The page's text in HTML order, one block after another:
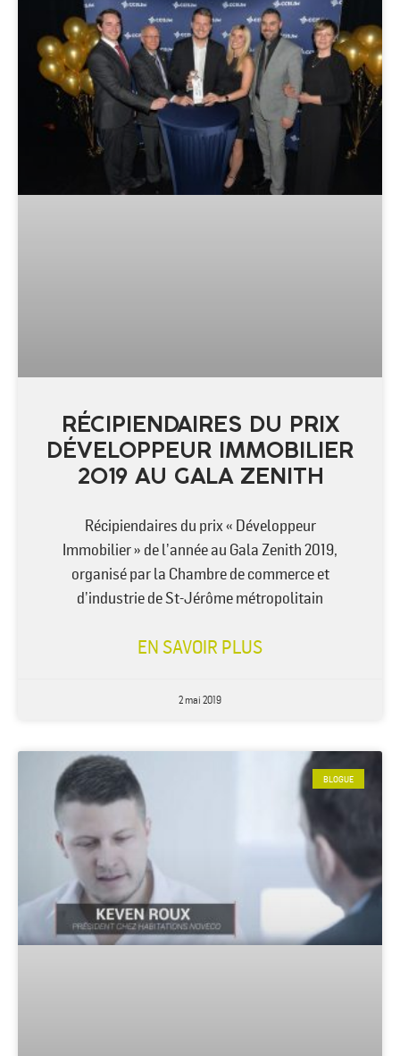
RÉCIPIENDAIRES DU PRIX
DÉVELOPPEUR IMMOBILIER
2019 AU GALA ZENITH
Récipiendaires du prix « Développeur
Immobilier » de l’année au Gala Zenith 2019,
organisé par la Chambre de commerce et
d’industrie de St-Jérôme métropolitain
EN SAVOIR PLUS
2 mai 2019
BLOGUE